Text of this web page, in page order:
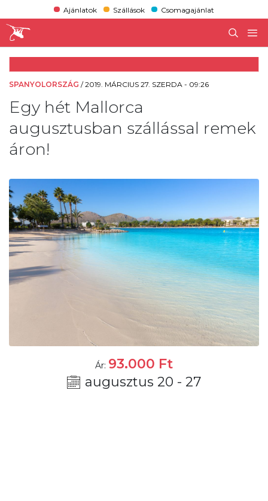
Ajánlatok Szállások Csomagajánlat
SPANYOLORSZÁG /2019. MÁRCIUS 27. SZERDA - 09:26
Egy hét Mallorca
augusztusban szállással remek
áron!
Ár: 93.000 Ft
augusztus 20 - 27